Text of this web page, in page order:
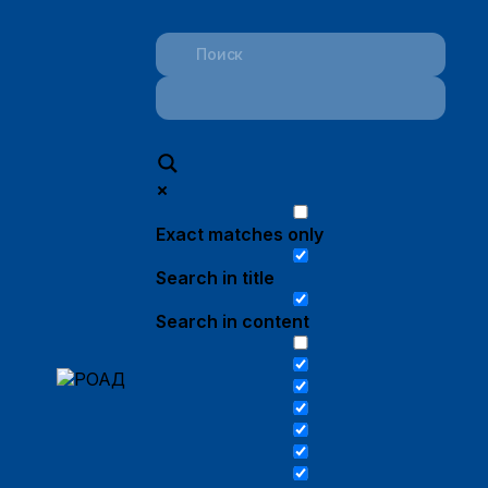
Exact matches only
Search in title
Search in content